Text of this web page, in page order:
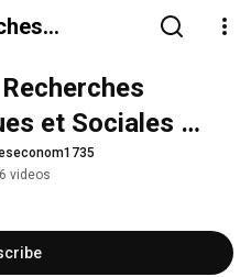
et Sociales
videos